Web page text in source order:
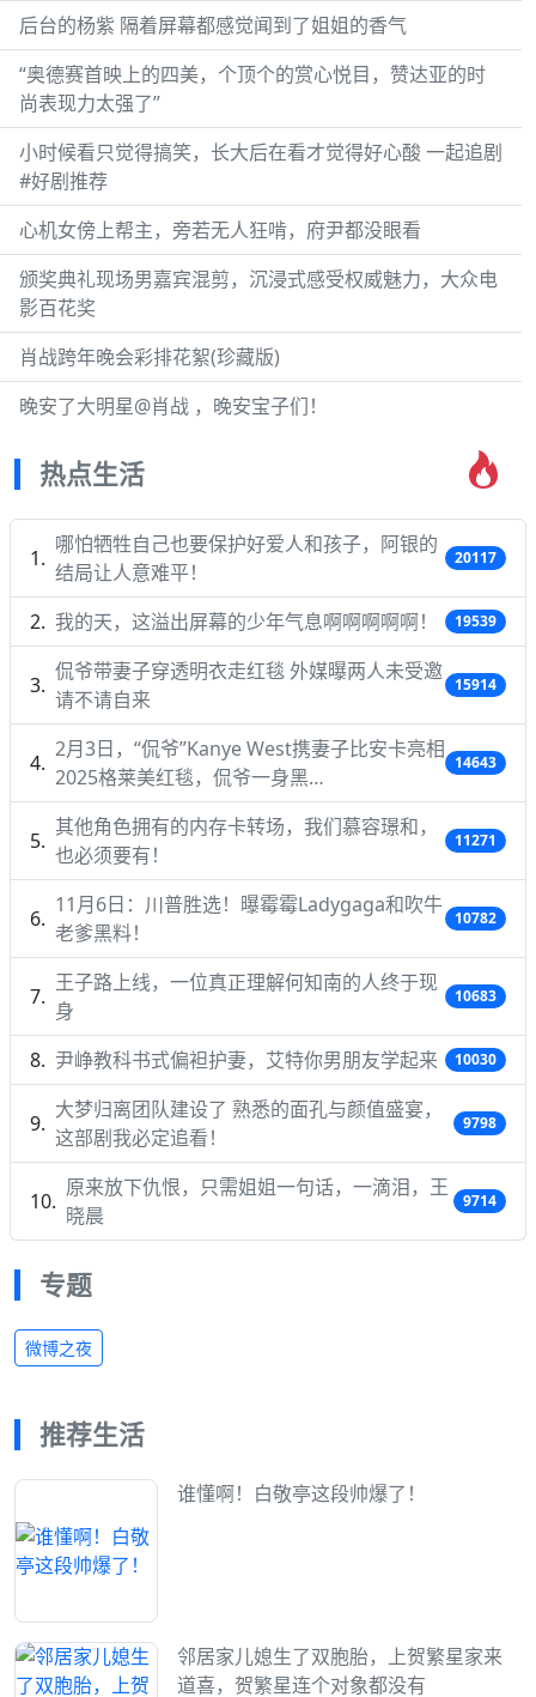
后台的杨紫 隔着屏幕都感觉闻到了姐姐的香气
“奥德赛首映上的四美，个顶个的赏心悦目，赞达亚的时
尚表现力太强了”
小时候看只觉得搞笑，长大后在看才觉得好心酸 一起追剧
#好剧推荐
心机女傍上帮主，旁若无人狂啃，府尹都没眼看
颁奖典礼现场男嘉宾混剪，沉浸式感受权威魅力，大众电
影百花奖
肖战跨年晚会彩排花絮(珍藏版)
晚安了大明星@肖战 ，晚安宝子们！
热点生活
哪怕牺牲自己也要保护好爱人和孩子，阿银的
结局让人意难平！
20117
我的天，这溢出屏幕的少年气息啊啊啊啊啊！ 19539
侃爷带妻子穿透明衣走红毯 外媒曝两人未受邀
请不请自来
15914
2月3日，“侃爷”Kanye West携妻子比安卡亮相
2025格莱美红毯，侃爷一身黑…
14643
其他角色拥有的内存卡转场，我们慕容璟和，
也必须要有！
11271
11月6日：川普胜选！曝霉霉Ladygaga和吹牛
老爹黑料！
10782
王子路上线，一位真正理解何知南的人终于现
身
10683
尹峥教科书式偏袒护妻，艾特你男朋友学起来 10030
大梦归离团队建设了 熟悉的面孔与颜值盛宴，
这部剧我必定追看！
9798
原来放下仇恨，只需姐姐一句话，一滴泪，王
晓晨
9714
专题
微博之夜
推荐生活
谁懂啊！白敬亭这段帅爆了！
邻居家儿媳生了双胞胎，上贺繁星家来
道喜，贺繁星连个对象都没有